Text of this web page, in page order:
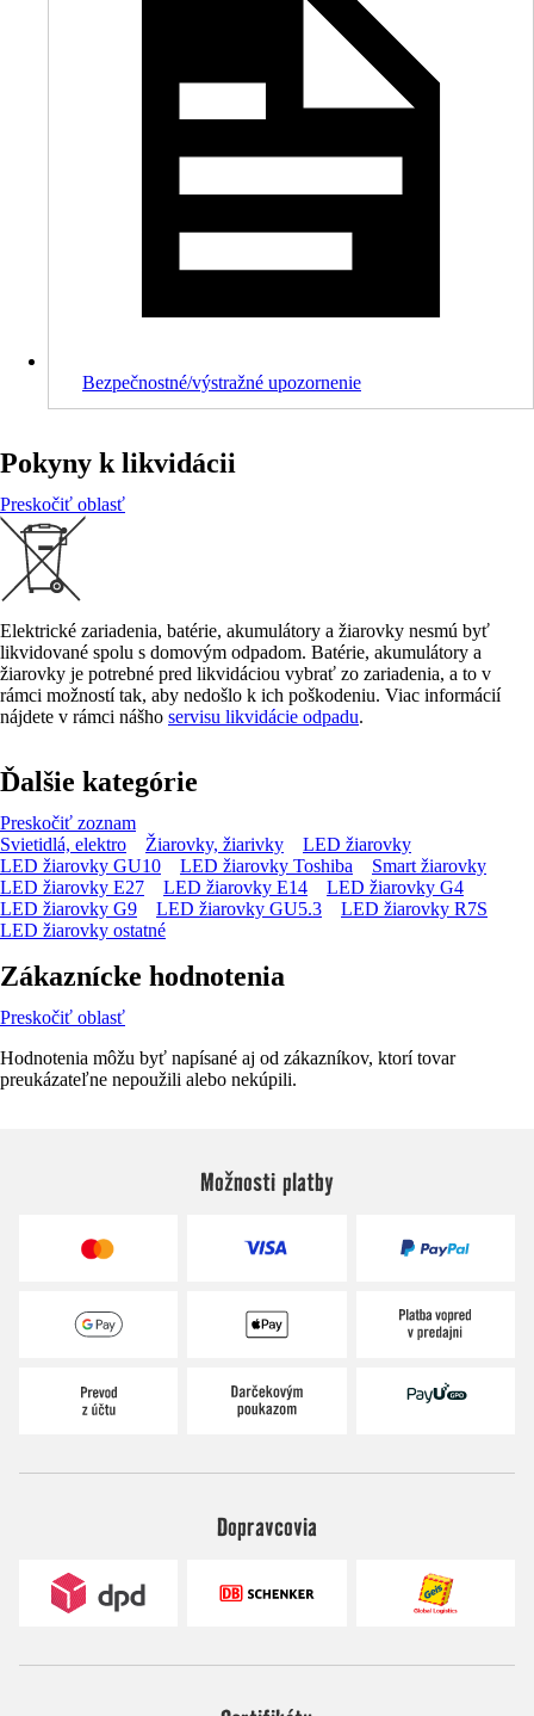
Bezpečnostné/výstražné upozornenie
Pokyny k likvidácii
Preskočiť oblasť
Elektrické zariadenia, batérie, akumulátory a žiarovky nesmú byť
likvidované spolu s domovým odpadom. Batérie, akumulátory a
žiarovky je potrebné pred likvidáciou vybrať zo zariadenia, a to v
rámci možností tak, aby nedošlo k ich poškodeniu. Viac informácií
nájdete v rámci nášho servisu likvidácie odpadu.
Ďalšie kategórie
Preskočiť zoznam
Svietidlá, elektro
Žiarovky, žiarivky
LED žiarovky
LED žiarovky GU10
LED žiarovky Toshiba
Smart žiarovky
LED žiarovky E27
LED žiarovky E14
LED žiarovky G4
LED žiarovky G9
LED žiarovky GU5.3
LED žiarovky R7S
LED žiarovky ostatné
Zákaznícke hodnotenia
Preskočiť oblasť
Hodnotenia môžu byť napísané aj od zákazníkov, ktorí tovar
preukázateľne nepoužili alebo nekúpili.
Možnosti platby
Dopravcovia